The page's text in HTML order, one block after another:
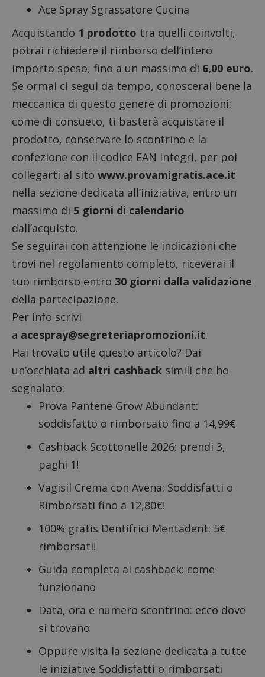
Ace Spray Sgrassatore Cucina
Acquistando 1 prodotto tra quelli coinvolti,
potrai richiedere il rimborso dell’intero
importo speso, fino a un massimo di 6,00 euro.
Se ormai ci segui da tempo, conoscerai bene la
meccanica di questo genere di promozioni:
come di consueto, ti basterà acquistare il
prodotto, conservare lo scontrino e la
confezione con il codice EAN integri, per poi
collegarti al sito www.provamigratis.ace.it
nella sezione dedicata all’iniziativa, entro un
massimo di 5 giorni di calendario
dall’acquisto.
Se seguirai con attenzione le indicazioni che
trovi nel regolamento completo, riceverai il
tuo rimborso entro 30 giorni dalla validazione
della partecipazione.
Per info scrivi
a acespray@segreteriapromozioni.it.
Hai trovato utile questo articolo? Dai
un’occhiata ad altri cashback simili che ho
segnalato:
Prova Pantene Grow Abundant:
soddisfatto o rimborsato fino a 14,99€
Cashback Scottonelle 2026: prendi 3,
paghi 1!
Vagisil Crema con Avena: Soddisfatti o
Rimborsati fino a 12,80€!
100% gratis Dentifrici Mentadent: 5€
rimborsati!
Guida completa ai cashback: come
funzionano
Data, ora e numero scontrino: ecco dove
si trovano
Oppure visita la sezione dedicata a tutte
le iniziative Soddisfatti o rimborsati